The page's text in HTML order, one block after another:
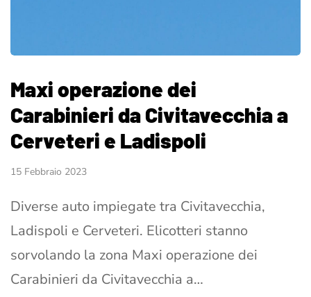
Maxi operazione dei
Carabinieri da Civitavecchia a
Cerveteri e Ladispoli
15 Febbraio 2023
Diverse auto impiegate tra Civitavecchia,
Ladispoli e Cerveteri. Elicotteri stanno
sorvolando la zona Maxi operazione dei
Carabinieri da Civitavecchia a…